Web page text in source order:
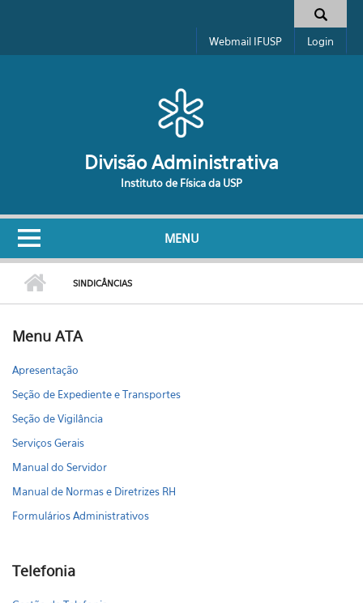
Formulário de busca
Webmail IFUSP Login
Divisão Administrativa
Instituto de Física da USP
MENU
SINDICÂNCIAS
Menu ATA
Apresentação
Seção de Expediente e Transportes
Seção de Vigilância
Serviços Gerais
Manual do Servidor
Manual de Normas e Diretrizes RH
Formulários Administrativos
Telefonia